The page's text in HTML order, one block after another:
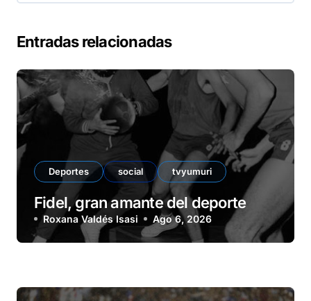
Entradas relacionadas
Deportes social tvyumuri
Fidel, gran amante del deporte
Roxana Valdés Isasi Ago 6, 2026